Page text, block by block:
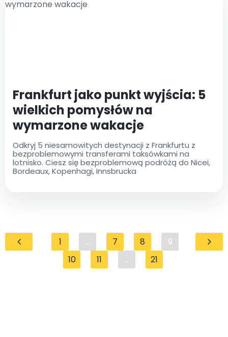
Frankfurt jako punkt wyjścia: 5
wielkich pomysłów na
wymarzone wakacje
Odkryj 5 niesamowitych destynacji z Frankfurtu z
bezproblemowymi transferami taksówkami na
lotnisko. Ciesz się bezproblemową podróżą do Nicei,
Bordeaux, Kopenhagi, Innsbrucka
1 ... 7 8
9
10
11 ... 21